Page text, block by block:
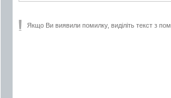
Якщо Ви виявили помилку, виділіть текст з